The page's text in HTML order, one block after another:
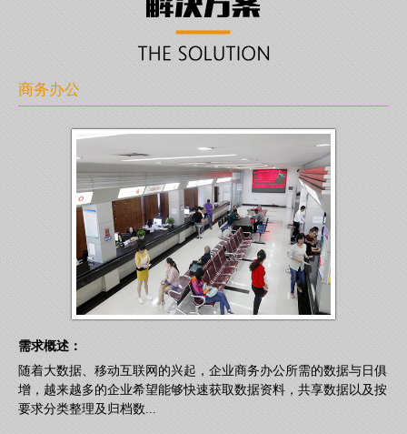
商务办公
需求概述：
随着大数据、移动互联网的兴起，企业商务办公所需的数据与日俱
增，越来越多的企业希望能够快速获取数据资料，共享数据以及按
要求分类整理及归档数...